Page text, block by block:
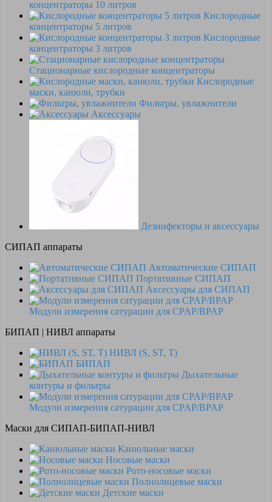
концентраторы 10 литров
Кислородные
концентраторы 5 литров
Кислородные
концентраторы 3 литров
Стационарные кислородные концентраторы
Кислородные
маски, канюли, трубки
Фильтры, увлажнители
Аксессуары
Дезинфекторы и аксессуары
СИПАП аппараты
Автоматические СИПАП
Портативные СИПАП
Аксессуары для СИПАП
Модули измерения сатурации для CPAP/BPAP
БИПАП | НИВЛ аппараты
НИВЛ (S, ST, T)
БИПАП
Дыхательные
контуры и фильтры
Модули измерения сатурации для CPAP/BPAP
Маски для СИПАП-БИПАП-НИВЛ
Канюльные маски
Носовые маски
Рото-носовые маски
Полнолицевые маски
Детские маски